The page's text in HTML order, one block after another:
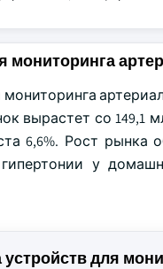
мониторинга
вырастет со 149,1
6,6%. Рост рынка
у
для